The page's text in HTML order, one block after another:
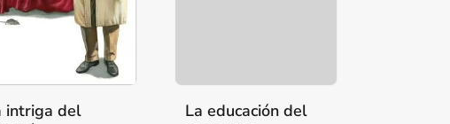
intriga del
La educación del